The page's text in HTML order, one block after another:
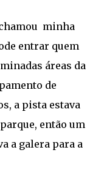
minha
entrar quem
áreas da
de
a pista estava
então um
a galera para a